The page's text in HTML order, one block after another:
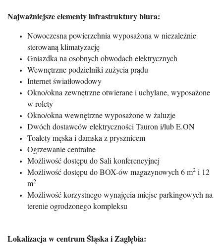
Najważniejsze elementy infrastruktury biura:
Nowoczesna powierzchnia wyposażona w niezależnie
sterowaną klimatyzację
Gniazdka na osobnych obwodach elektrycznych
Wewnętrzne podzielniki zużycia prądu
Internet światłowodowy
Okno/okna zewnętrzne otwierane i uchylane, wyposażone
w rolety
Okno/okna wewnętrzne wyposażone w żaluzje
Dwóch dostawców elektryczności Tauron i/lub E.ON
Toalety męska i damska z prysznicem
Ogrzewanie centralne
Możliwość dostępu do Sali konferencyjnej
Możliwość dostępu do BOX-ów magazynowych 6 m2 i 12
m2
Możliwość korzystnego wynajęcia miejsc parkingowych na
terenie ogrodzonego kompleksu
Lokalizacja w centrum Śląska i Zagłębia: